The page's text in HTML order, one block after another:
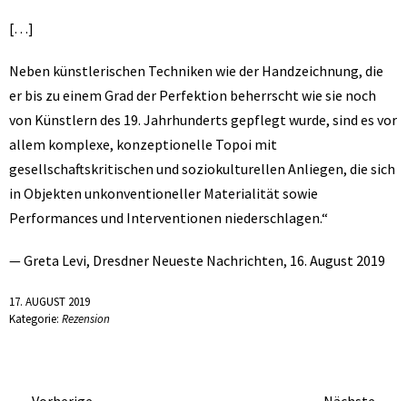
[…]
Neben künstlerischen Techniken wie der Handzeichnung, die
er bis zu einem Grad der Perfektion beherrscht wie sie noch
von Künstlern des 19. Jahrhunderts gepflegt wurde, sind es vor
allem komplexe, konzeptionelle Topoi mit
gesellschaftskritischen und soziokulturellen Anliegen, die sich
in Objekten unkonventioneller Materialität sowie
Performances und Interventionen niederschlagen.“
— Greta Levi, Dresdner Neueste Nachrichten, 16. August 2019
17. AUGUST 2019
Kategorie: Rezension